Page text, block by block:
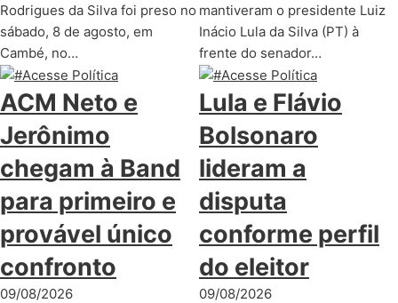
Rodrigues da Silva foi preso no
sábado, 8 de agosto, em
Cambé, no…
mantiveram o presidente Luiz
Inácio Lula da Silva (PT) à
frente do senador…
ACM Neto e
Jerônimo
chegam à Band
para primeiro e
provável único
confronto
09/08/2026
Lula e Flávio
Bolsonaro
lideram a
disputa
conforme perfil
do eleitor
09/08/2026